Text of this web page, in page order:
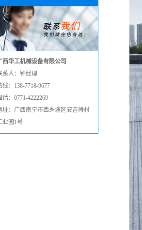
西华工机械设备有限公司
系人：钟经理
线：138-7718-9677
话：0771-4222269
址：广西南宁市西乡塘区安吉峙村
业园1号